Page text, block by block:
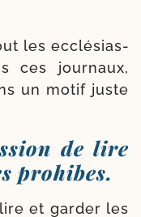
les ecclé­sias­
ces jour­naux,
un motif juste
de lire
prohibes.
et gar­der les